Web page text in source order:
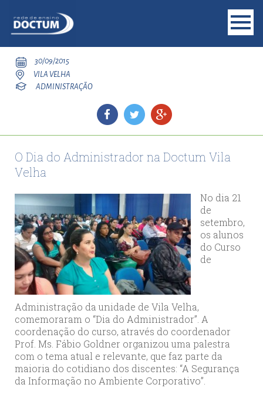
30/09/2015
VILA VELHA
ADMINISTRAÇÃO
O Dia do Administrador na Doctum Vila
Velha
No dia 21
de
setembro,
os alunos
do Curso
de
Administração da unidade de Vila Velha,
comemoraram o “Dia do Administrador”. A
coordenação do curso, através do coordenador
Prof. Ms. Fábio Goldner organizou uma palestra
com o tema atual e relevante, que faz parte da
maioria do cotidiano dos discentes: “A Segurança
da Informação no Ambiente Corporativo”.